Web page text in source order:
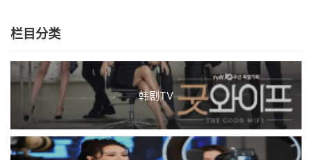
栏目分类
韩剧TV